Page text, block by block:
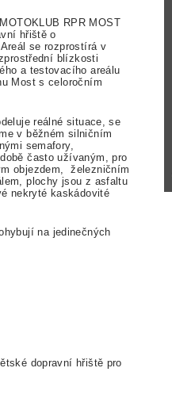
RPR MOST
hřiště o
se rozprostírá v
blízkosti
a testovacího areálu
Most s celoročním
reálné situace, se
v běžném silničním
semafory,
často užívaným, pro
objezdem, železničním
plochy jsou z asfaltu
nekryté kaskádovité
na jedinečných
dopravní hřiště pro